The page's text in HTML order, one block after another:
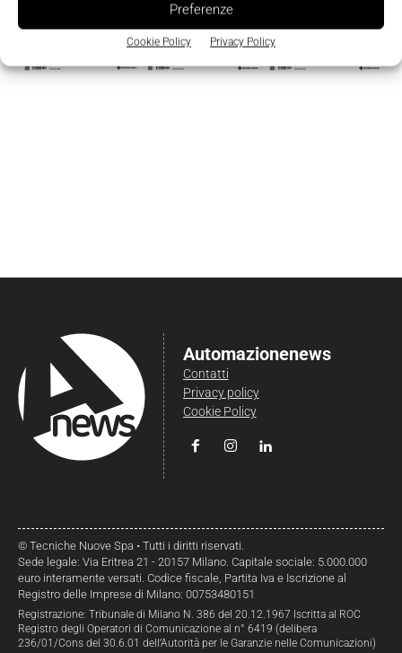
Preferenze
Cookie Policy Privacy Policy
Automazionenews
Contatti
Privacy policy
Cookie Policy
© Tecniche Nuove Spa • Tutti i diritti riservati.
Sede legale: Via Eritrea 21 - 20157 Milano. Capitale sociale: 5.000.000
euro interamente versati. Codice fiscale, Partita Iva e Iscrizione al
Registro delle Imprese di Milano: 00753480151
Registrazione: Tribunale di Milano N. 386 del 20.12.1967 Iscritta al ROC
Registro degli Operatori di Comunicazione al n° 6419 (delibera
236/01/Cons del 30.6.01 dell’Autorità per le Garanzie nelle Comunicazioni)